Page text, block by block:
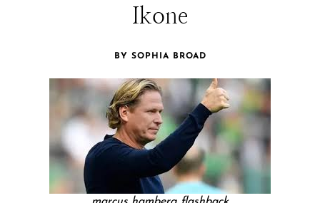
Ikone
BY SOPHIA BROAD